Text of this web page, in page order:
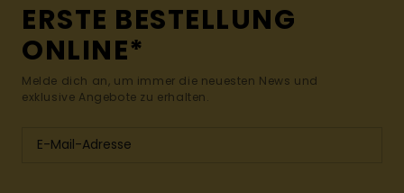
ERSTE BESTELLUNG
ONLINE*
Melde dich an, um immer die neuesten News und
exklusive Angebote zu erhalten.